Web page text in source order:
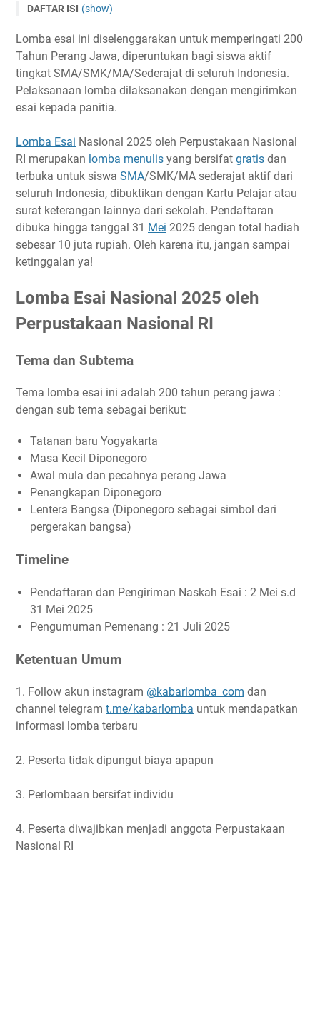
DAFTAR ISI (show)
Tema dan Subtema
Timeline
Ketentuan Umum
Ketentuan Karya
Hadiah
Link Penting
Narahubung
Lomba esai ini diselenggarakan untuk memperingati 200
Tahun Perang Jawa, diperuntukan bagi siswa aktif
tingkat SMA/SMK/MA/Sederajat di seluruh Indonesia.
Pelaksanaan lomba dilaksanakan dengan mengirimkan
esai kepada panitia.
Lomba Esai Nasional 2025 oleh Perpustakaan Nasional
RI merupakan lomba menulis yang bersifat gratis dan
terbuka untuk siswa SMA/SMK/MA sederajat aktif dari
seluruh Indonesia, dibuktikan dengan Kartu Pelajar atau
surat keterangan lainnya dari sekolah. Pendaftaran
dibuka hingga tanggal 31 Mei 2025 dengan total hadiah
sebesar 10 juta rupiah. Oleh karena itu, jangan sampai
ketinggalan ya!
Lomba Esai Nasional 2025 oleh
Perpustakaan Nasional RI
Tema dan Subtema
Tema lomba esai ini adalah 200 tahun perang jawa :
dengan sub tema sebagai berikut:
Tatanan baru Yogyakarta
Masa Kecil Diponegoro
Awal mula dan pecahnya perang Jawa
Penangkapan Diponegoro
Lentera Bangsa (Diponegoro sebagai simbol dari
pergerakan bangsa)
Timeline
Pendaftaran dan Pengiriman Naskah Esai : 2 Mei s.d
31 Mei 2025
Pengumuman Pemenang : 21 Juli 2025
Ketentuan Umum
1. Follow akun instagram @kabarlomba_com dan
channel telegram t.me/kabarlomba untuk mendapatkan
informasi lomba terbaru
2. Peserta tidak dipungut biaya apapun
3. Perlombaan bersifat individu
4. Peserta diwajibkan menjadi anggota Perpustakaan
Nasional RI